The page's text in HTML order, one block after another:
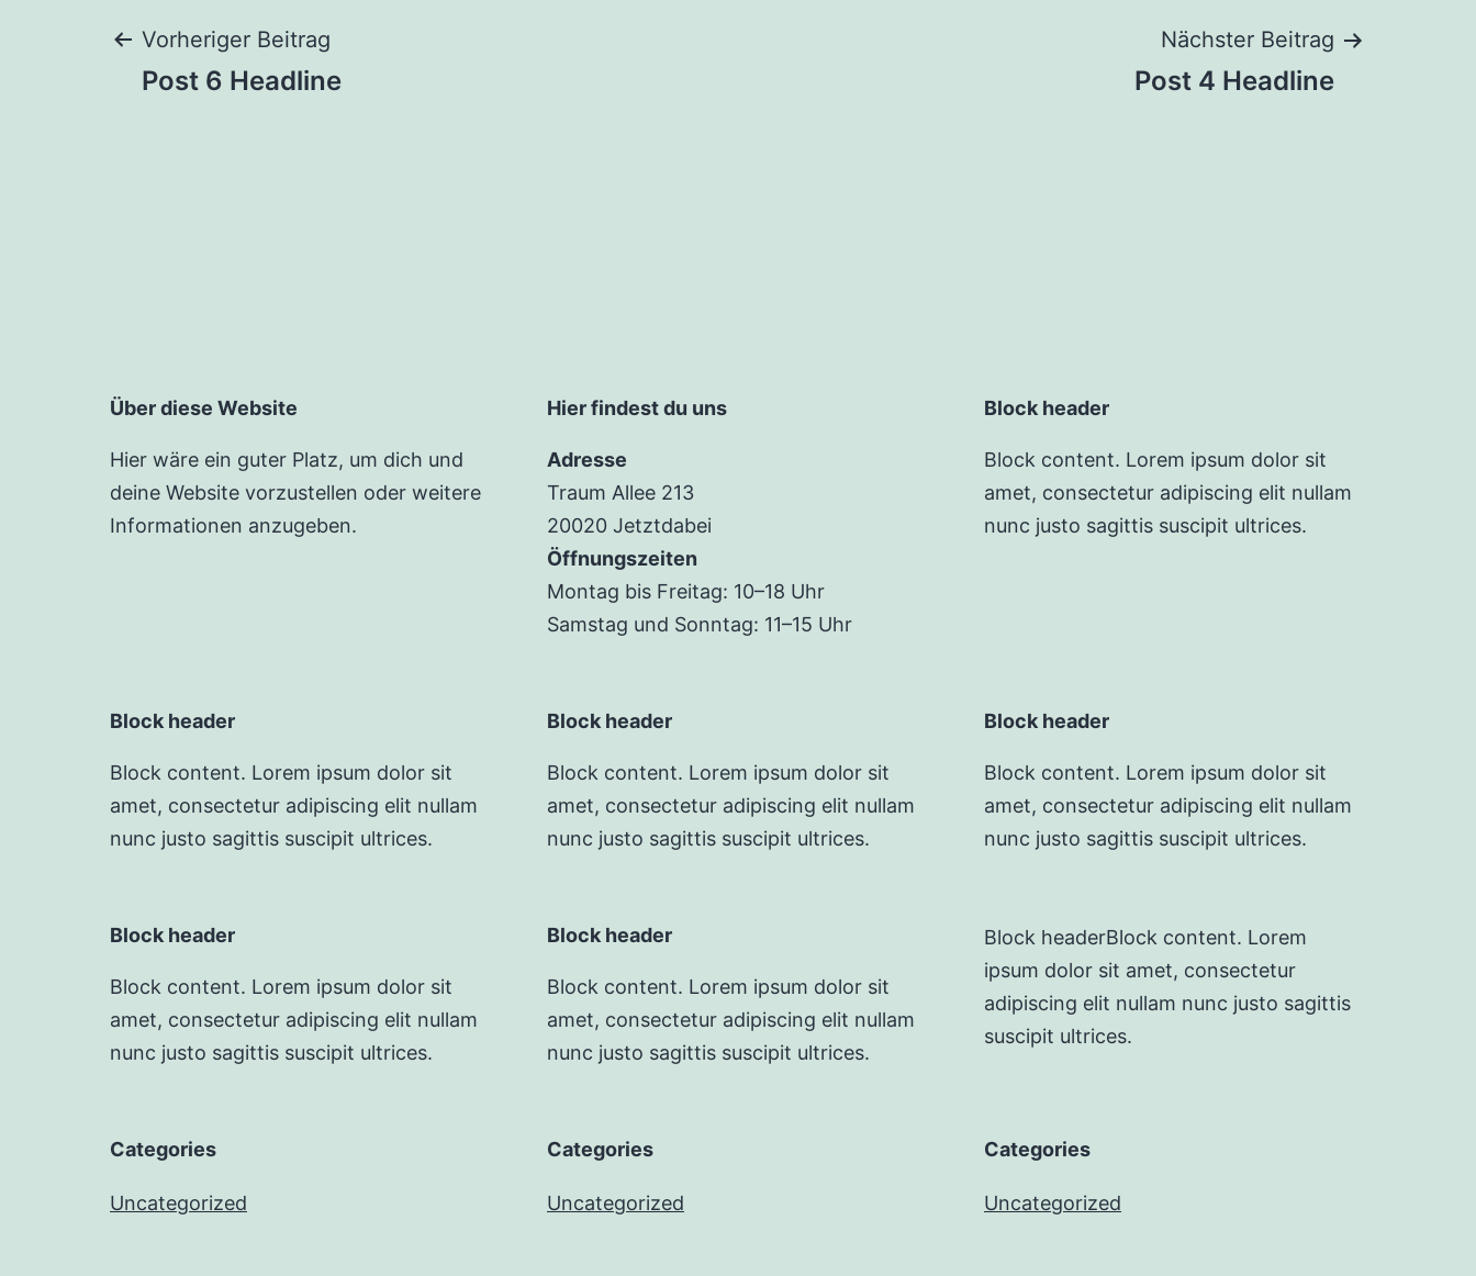
Beitrags-
Vorheriger Beitrag
Post 6 Headline
Nächster Beitrag
Post 4 Headline
Über diese Website
Hier wäre ein guter Platz, um dich und
deine Website vorzustellen oder weitere
Informationen anzugeben.
Hier findest du uns
Adresse
Traum Allee 213
20020 Jetztdabei
Öffnungszeiten
Montag bis Freitag: 10–18 Uhr
Samstag und Sonntag: 11–15 Uhr
Block header
Block content. Lorem ipsum dolor sit
amet, consectetur adipiscing elit nullam
nunc justo sagittis suscipit ultrices.
Block header
Block content. Lorem ipsum dolor sit
amet, consectetur adipiscing elit nullam
nunc justo sagittis suscipit ultrices.
Block header
Block content. Lorem ipsum dolor sit
amet, consectetur adipiscing elit nullam
nunc justo sagittis suscipit ultrices.
Block header
Block content. Lorem ipsum dolor sit
amet, consectetur adipiscing elit nullam
nunc justo sagittis suscipit ultrices.
Block header
Block content. Lorem ipsum dolor sit
amet, consectetur adipiscing elit nullam
nunc justo sagittis suscipit ultrices.
Block header
Block content. Lorem ipsum dolor sit
amet, consectetur adipiscing elit nullam
nunc justo sagittis suscipit ultrices.
Block headerBlock content. Lorem
ipsum dolor sit amet, consectetur
adipiscing elit nullam nunc justo sagittis
suscipit ultrices.
Categories
Uncategorized
Categories
Uncategorized
Categories
Uncategorized